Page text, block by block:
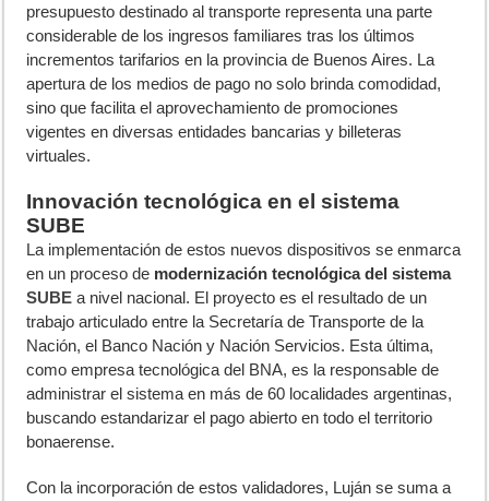
presupuesto destinado al transporte representa una parte
considerable de los ingresos familiares tras los últimos
incrementos tarifarios en la provincia de Buenos Aires. La
apertura de los medios de pago no solo brinda comodidad,
sino que facilita el aprovechamiento de promociones
vigentes en diversas entidades bancarias y billeteras
virtuales.
Innovación tecnológica en el sistema
SUBE
La implementación de estos nuevos dispositivos se enmarca
en un proceso de modernización tecnológica del sistema
SUBE a nivel nacional. El proyecto es el resultado de un
trabajo articulado entre la Secretaría de Transporte de la
Nación, el Banco Nación y Nación Servicios. Esta última,
como empresa tecnológica del BNA, es la responsable de
administrar el sistema en más de 60 localidades argentinas,
buscando estandarizar el pago abierto en todo el territorio
bonaerense.
Con la incorporación de estos validadores, Luján se suma a